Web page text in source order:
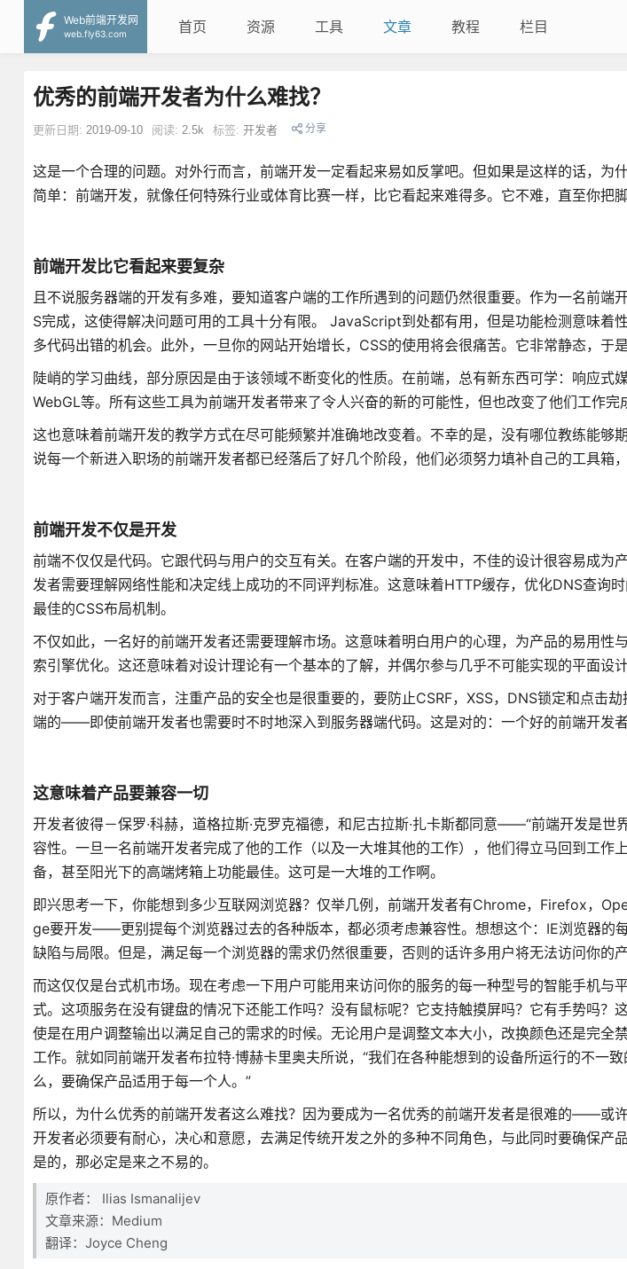
Web前端开发网
web.fly63.com
首页 资源 工具 文章 教程 栏目
优秀的前端开发者为什么难找？
更新日期: 2019-09-10 阅读: 2.5k 标签: 开发者 分享
这是一个合理的问题。对外行而言，前端开发一定看起来易如反掌吧。但如果是这样的话，为
简单：前端开发，就像任何特殊行业或体育比赛一样，比它看起来难得多。它不难，直至你把
前端开发比它看起来要复杂
且不说服务器端的开发有多难，要知道客户端的工作所遇到的问题仍然很重要。作为一名前端
S完成，这使得解决问题可用的工具十分有限。 JavaScript到处都有用，但是功能检测意味着
多代码出错的机会。此外，一旦你的网站开始增长，CSS的使用将会很痛苦。它非常静态，于
陡峭的学习曲线，部分原因是由于该领域不断变化的性质。在前端，总有新东西可学：响应式
WebGL等。所有这些工具为前端开发者带来了令人兴奋的新的可能性，但也改变了他们工作完
这也意味着前端开发的教学方式在尽可能频繁并准确地改变着。不幸的是，没有哪位教练能够
说每一个新进入职场的前端开发者都已经落后了好几个阶段，他们必须努力填补自己的工具箱
前端开发不仅是开发
前端不仅仅是代码。它跟代码与用户的交互有关。在客户端的开发中，不佳的设计很容易成为
发者需要理解网络性能和决定线上成功的不同评判标准。这意味着HTTP缓存，优化DNS查询
最佳的CSS布局机制。
不仅如此，一名好的前端开发者还需要理解市场。这意味着明白用户的心理，为产品的易用性
索引擎优化。这还意味着对设计理论有一个基本的了解，并偶尔参与几乎不可能实现的平面设计
对于客户端开发而言，注重产品的安全也是很重要的，要防止CSRF，XSS，DNS锁定和点击
端的——即使前端开发者也需要时不时地深入到服务器端代码。这是对的：一个好的前端开发者
这意味着产品要兼容一切
开发者彼得－保罗·科赫，道格拉斯·克罗克福德，和尼古拉斯·扎卡斯都同意——“前端开发是世
容性。一旦一名前端开发者完成了他的工作（以及一大堆其他的工作），他们得立马回到工作
备，甚至阳光下的高端烤箱上功能最佳。这可是一大堆的工作啊。
即兴思考一下，你能想到多少互联网浏览器？仅举几例，前端开发者有Chrome，Firefox，
ge要开发——更别提每个浏览器过去的各种版本，都必须考虑兼容性。想想这个：IE浏览器的
缺陷与局限。但是，满足每一个浏览器的需求仍然很重要，否则的话许多用户将无法访问你的产
而这仅仅是台式机市场。现在考虑一下用户可能用来访问你的服务的每一种型号的智能手机与
式。这项服务在没有键盘的情况下还能工作吗？没有鼠标呢？它支持触摸屏吗？它有手势吗
使是在用户调整输出以满足自己的需求的时候。无论用户是调整文本大小，改换颜色还是完全
工作。就如同前端开发者布拉特·博赫卡里奥夫所说，“我们在各种能想到的设备所运行的不一
么，要确保产品适用于每一个人。”
所以，为什么优秀的前端开发者这么难找？因为要成为一名优秀的前端开发者是很难的——或
开发者必须要有耐心，决心和意愿，去满足传统开发之外的多种不同角色，与此同时要确保
是的，那必定是来之不易的。
原作者： Ilias Ismanalijev
文章来源：Medium
翻译：Joyce Cheng